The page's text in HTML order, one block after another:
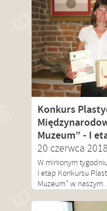
Konkurs
Muzeum” - I
20 czerwca 2018
W minionym
I etap Konkursu
Muzeum” w naszym...